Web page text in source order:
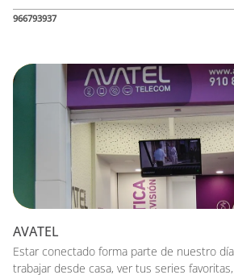
966793937
AVATEL
Estar conectado forma parte de nuestro
trabajar desde casa, ver tus series